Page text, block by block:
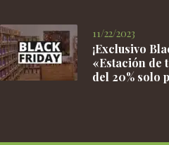
11/22/2023
¡Exclusivo
«Estación de
del 20% solo